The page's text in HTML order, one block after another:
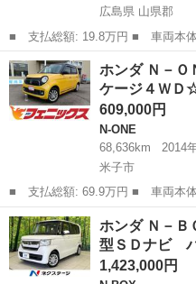
広島県 山県郡
■ 支払総額: 19.8万円 ■ 車両本体価格： 148,000 円 ■ メーカー
名： ホンダ ■ 車種名： アク
ＤＸ ４ＷＤ．５ＭＴ．エアコ
数： ...
広島 山県郡 アクティ
ホンダ Ｎ－Ｏ
ケージ４Ｗ
609,000円
N-ONE
68,636km
2014
米子市
■ 支払総額: 69.9万円 ■ 車両本体価格： 609,000 円 ■ メーカー
名： ホンダ ■ 車種名： Ｎ－
ムツアラーＬパッケージ４ＷＤ
ｏｏｔｈ☆バ...
鳥取 米子市 N-ONE
ホンダ Ｎ－
型ＳＤナビ
1,423,000円